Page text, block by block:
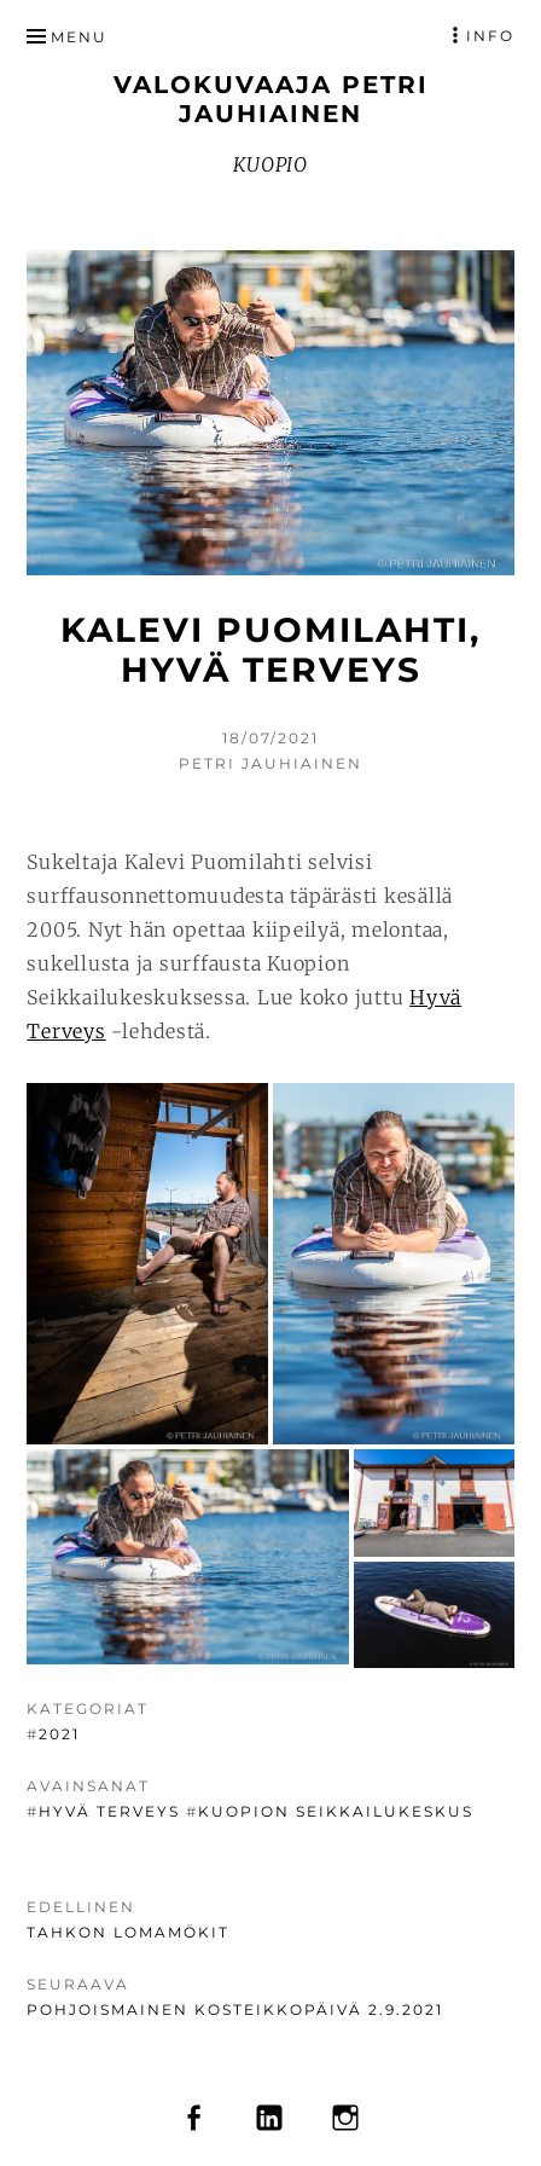
SISÄLTÖÖN
VALOKUVAAJA PETRI
JAUHIAINEN
KUOPIO
MENU INFO
KALEVI PUOMILAHTI,
HYVÄ TERVEYS
KIRJOITETTU
18/07/2021
KIRJOITTAJA
PETRI JAUHIAINEN
Sukeltaja Kalevi Puomilahti selvisi
surffausonnettomuudesta täpärästi kesällä
2005. Nyt hän opettaa kiipeilyä, melontaa,
sukellusta ja surffausta Kuopion
Seikkailukeskuksessa. Lue koko juttuHyvä
Terveys -lehdestä.
KATEGORIAT
#2021
AVAINSANAT
# HYVÄ TERVEYS # KUOPION SEIKKAILUKESKUS
ARTIKKELIEN
SELAUS
EDELLINEN
EDELLINEN
TAHKON LOMAMÖKIT
SEURAAVA
SEURAAVA
POHJOISMAINEN KOSTEIKKOPÄIVÄ 2.9.2021
SOMEVALIKKO
FACEBOOKLINKEDIN